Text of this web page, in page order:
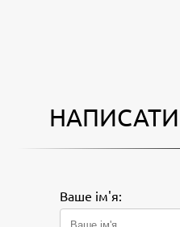
Ваше ім'я: